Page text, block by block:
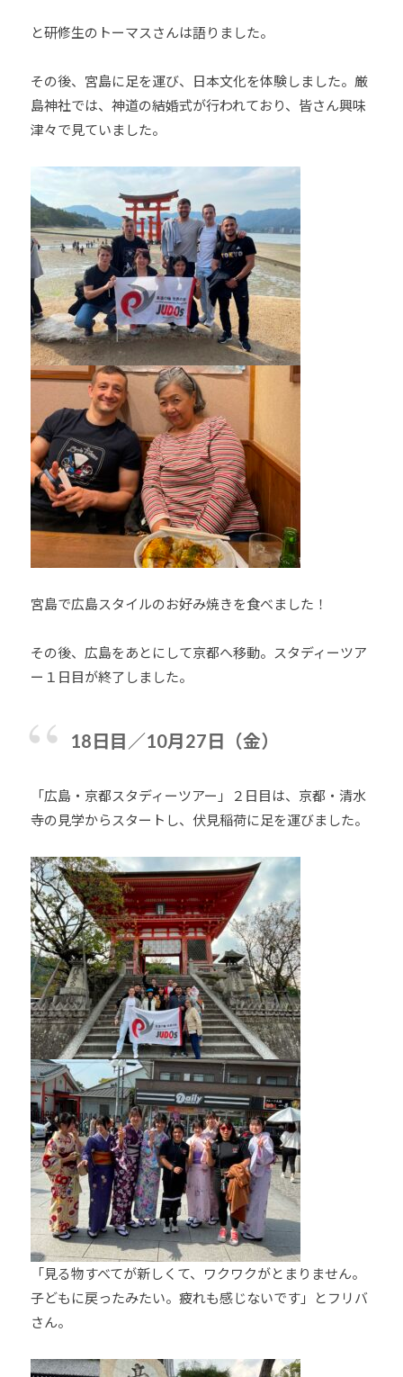
と研修生のトーマスさんは語りました。
その後、宮島に足を運び、日本文化を体験しました。厳
島神社では、神道の結婚式が行われており、皆さん興味
津々で見ていました。
宮島で広島スタイルのお好み焼きを食べました！
その後、広島をあとにして京都へ移動。スタディーツア
ー１日目が終了しました。
18日目／10月27日（金）
「広島・京都スタディーツアー」２日目は、京都・清水
寺の見学からスタートし、伏見稲荷に足を運びました。
「見る物すべてが新しくて、ワクワクがとまりません。
子どもに戻ったみたい。疲れも感じないです」とフリバ
さん。